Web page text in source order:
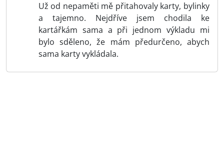
Už od nepaměti mě přitahovaly karty, bylinky
a tajemno. Nejdříve jsem chodila ke
kartářkám sama a při jednom výkladu mi
bylo sděleno, že mám předurčeno, abych
sama karty vykládala.